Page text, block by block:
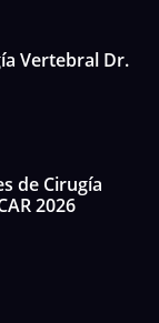
Vertebral Dr.
de Cirugía
2026